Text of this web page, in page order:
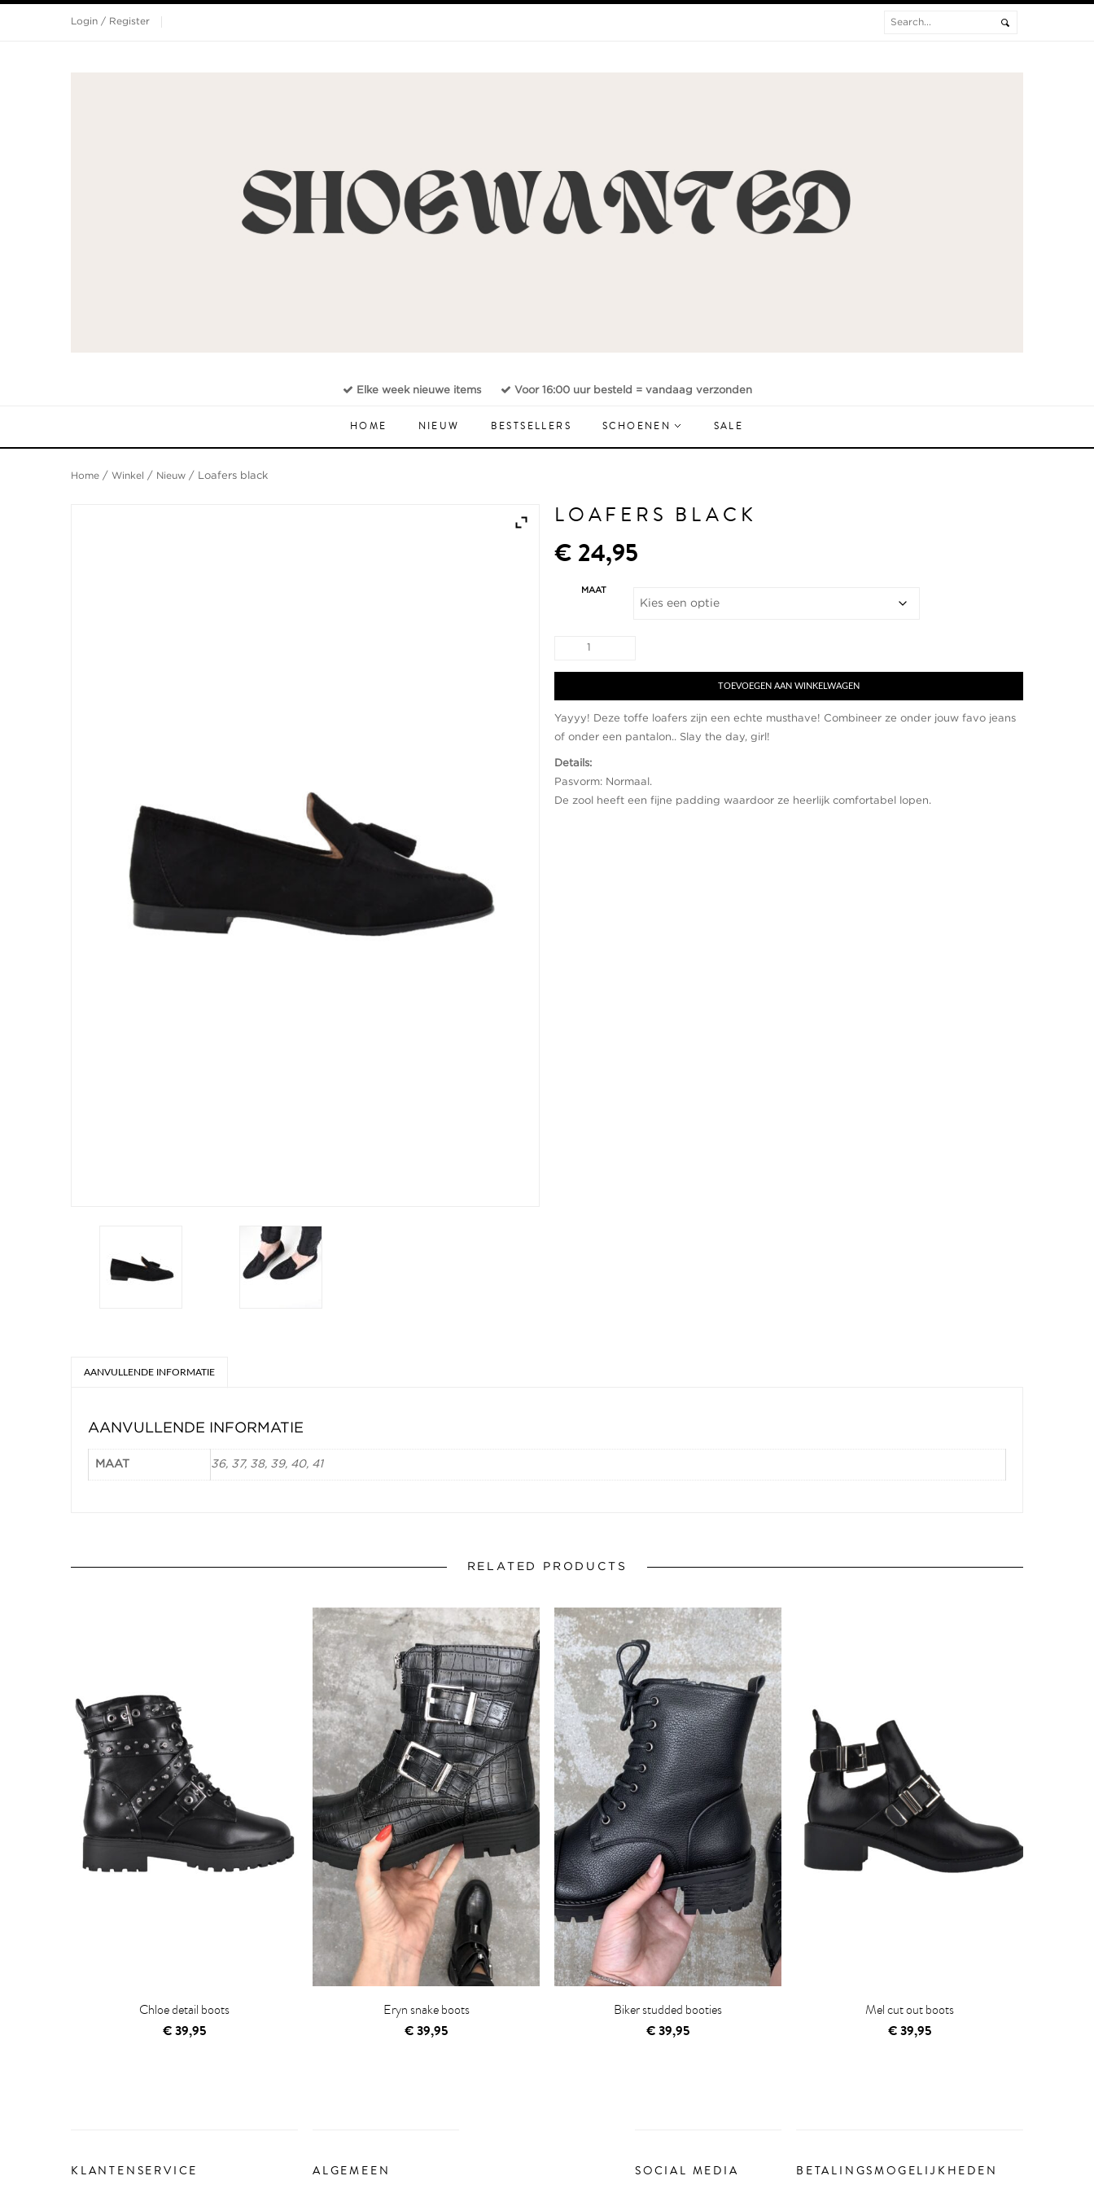
Login / Register
Elke week nieuwe items Voor 16:00 uur besteld = vandaag verzonden
HOME NIEUW BESTSELLERS SCHOENEN SALE
Home / Winkel / Nieuw / Loafers black
LOAFERS BLACK
€ 24,95
MAAT
Loafers
aantal
TOEVOEGEN AAN WINKELWAGEN
Yayyy! Deze toffe loafers zijn een echte musthave! Combineer ze onder jouw favo jeans
of onder een pantalon.. Slay the day, girl!
Details:
Pasvorm: Normaal.
De zool heeft een fijne padding waardoor ze heerlijk comfortabel lopen.
AANVULLENDE INFORMATIE
AANVULLENDE INFORMATIE
MAAT 36, 37, 38, 39, 40, 41
RELATED PRODUCTS
Chloe detail boots
€39,95
Eryn snake boots
€39,95
Biker studded booties
€39,95
Mel cut out boots
€39,95
KLANTENSERVICE ALGEMEEN SOCIAL MEDIA BETALINGSMOGELIJKHEDEN